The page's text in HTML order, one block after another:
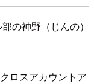
の神野（じんの）
ロスアカウントア